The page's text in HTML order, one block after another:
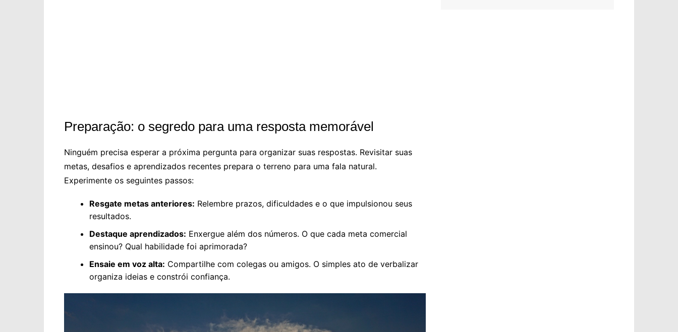
Preparação: o segredo para uma resposta memorável
Ninguém precisa esperar a próxima pergunta para organizar suas respostas. Revisitar suas
metas, desafios e aprendizados recentes prepara o terreno para uma fala natural.
Experimente os seguintes passos:
Resgate metas anteriores: Relembre prazos, dificuldades e o que impulsionou seus
resultados.
Destaque aprendizados: Enxergue além dos números. O que cada meta comercial
ensinou? Qual habilidade foi aprimorada?
Ensaie em voz alta: Compartilhe com colegas ou amigos. O simples ato de verbalizar
organiza ideias e constrói confiança.